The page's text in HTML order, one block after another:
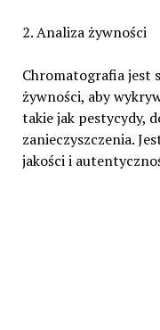
2. Analiza żywności
Chromatografia jest
żywności, aby
takie jak pestycydy,
zanieczyszczenia.
jakości i